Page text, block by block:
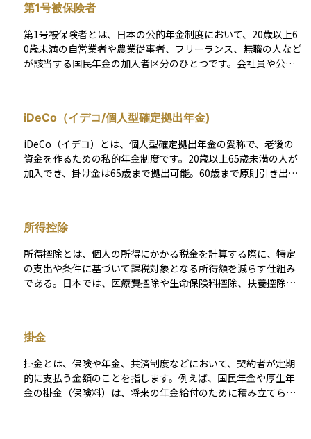
うことで、将来必要となる生活の土台を作る仕組みであり、日
本の年金制度の基本となる重要な制度です。
第1号被保険者
第1号被保険者とは、日本の公的年金制度において、20歳以上6
0歳未満の自営業者や農業従事者、フリーランス、無職の人など
が該当する国民年金の加入者区分のひとつです。会社員や公務
な場合には免除制度や納付猶予制度を利用できることがありま
す。将来の年金受給の基礎となる制度であり、自分でしっかり
と手続きや納付を行う必要があります。公的年金制度の中で
も、自主的な加入と負担が特徴の区分です。
iDeCo（イデコ/個人型確定拠出年金)
iDeCo（イデコ）とは、個人型確定拠出年金の愛称で、老後の
資金を作るための私的年金制度です。20歳以上65歳未満の人が
加入でき、掛け金は65歳まで拠出可能。60歳まで原則引き出せ
の手続きが必要です。 投資信託や定期預金、生命保険などの金
融商品で運用し、税制優遇を受けられます。積立時は掛金が全
額所得控除の対象となり、運用時は運用益が非課税、受取時も
一定額が非課税になるなどのメリットがあります。 一方で、証
券口座と異なり各種手数料がかかること、途中引き出しが原則
所得控除
所得控除とは、個人の所得にかかる税金を計算する際に、特定
の支出や条件に基づいて課税対象となる所得額を減らす仕組み
である。日本では、医療費控除や生命保険料控除、扶養控除な
減少し、納税者の手取り額が増えるため、適切な活用が重要で
ある。
掛金
掛金とは、保険や年金、共済制度などにおいて、契約者が定期
的に支払う金額のことを指します。例えば、国民年金や厚生年
金の掛金（保険料）は、将来の年金給付のために積み立てられ